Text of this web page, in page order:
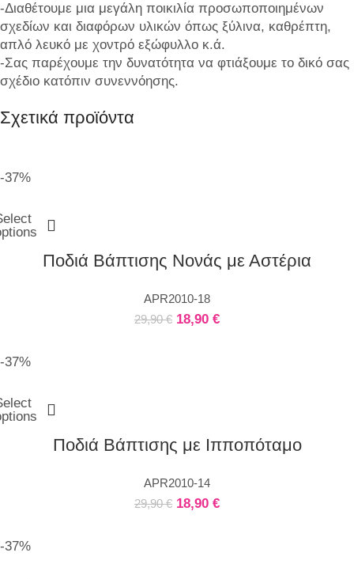
-Διαθέτουμε μια μεγάλη ποικιλία προσωποποιημένων
σχεδίων και διαφόρων υλικών όπως ξύλινα, καθρέπτη,
απλό λευκό με χοντρό εξώφυλλο κ.ά.
-Σας παρέχουμε την δυνατότητα να φτιάξουμε το δικό σας
σχέδιο κατόπιν συνεννόησης.
Σχετικά προϊόντα
-37%
Ποδιά Βάπτισης Νονάς με Αστέρια
APR2010-18
29,90€ 18,90 €
-37%
Ποδιά Βάπτισης με Ιπποπόταμο
APR2010-14
29,90€ 18,90 €
-37%